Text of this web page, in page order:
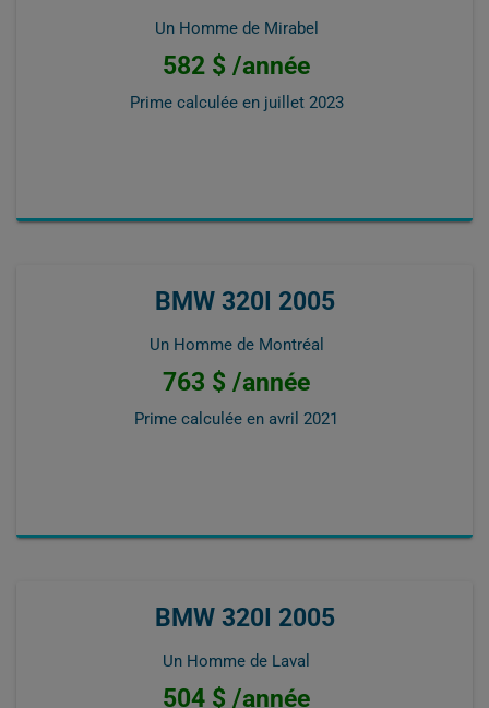
Un Homme de Mirabel
582 $ /année
Prime calculée en juillet 2023
BMW 320I 2005
Un Homme de Montréal
763 $ /année
Prime calculée en avril 2021
BMW 320I 2005
Un Homme de Laval
504 $ /année